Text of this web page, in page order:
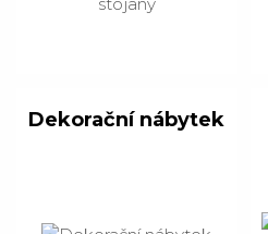
Dekorační nábytek